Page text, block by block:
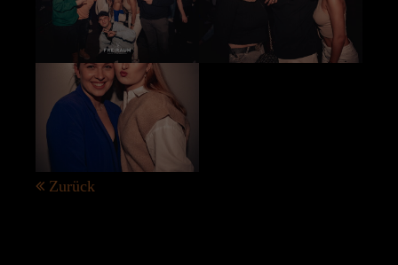
Zurück